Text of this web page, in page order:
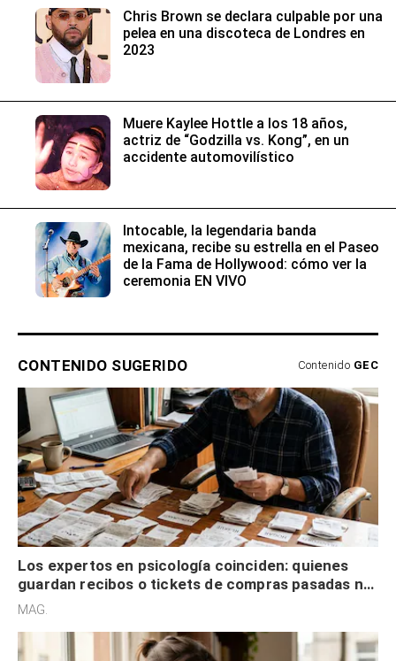
Chris Brown se declara culpable por una
pelea en una discoteca de Londres en
2023
Muere Kaylee Hottle a los 18 años,
actriz de “Godzilla vs. Kong”, en un
accidente automovilístico
Intocable, la legendaria banda
mexicana, recibe su estrella en el Paseo
de la Fama de Hollywood: cómo ver la
ceremonia EN VIVO
CONTENIDO SUGERIDO Contenido GEC
Los expertos en psicología coinciden: quienes
guardan recibos o tickets de compras pasadas no
son acumuladores, sino que tienen necesidad de
MAG.